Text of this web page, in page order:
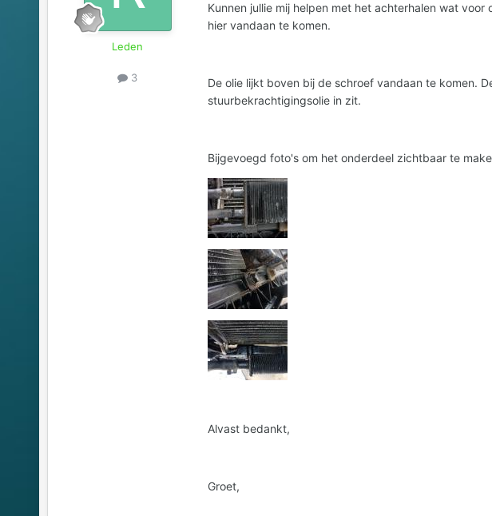
Leden
3
Kunnen jullie mij helpen met het achterhalen wat
hier vandaan te komen.
De olie lijkt boven bij de schroef vandaan te komen.
stuurbekrachtigingsolie in zit.
Bijgevoegd foto's om het onderdeel zichtbaar te
Alvast bedankt,
Groet,